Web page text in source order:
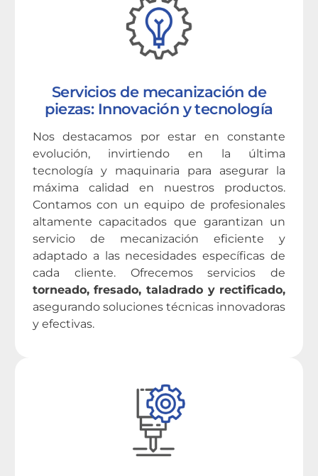
Servicios de mecanización de
piezas: Innovación y tecnología
Nos destacamos por estar en constante
evolución, invirtiendo en la última
tecnología y maquinaria para asegurar la
máxima calidad en nuestros productos.
Contamos con un equipo de profesionales
altamente capacitados que garantizan un
servicio de mecanización eficiente y
adaptado a las necesidades específicas de
cada cliente. Ofrecemos servicios de
torneado, fresado, taladrado y rectificado,
asegurando soluciones técnicas innovadoras
y efectivas.